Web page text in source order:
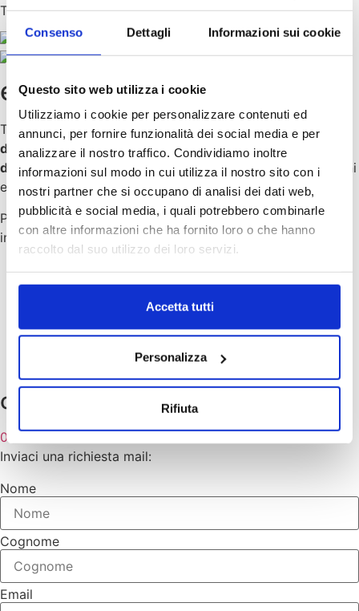
Consenso Dettagli Informazioni sui cookie
Questo sito web utilizza i cookie
Utilizziamo i cookie per personalizzare contenuti ed
annunci, per fornire funzionalità dei social media e per
analizzare il nostro traffico. Condividiamo inoltre
informazioni sul modo in cui utilizza il nostro sito con i
nostri partner che si occupano di analisi dei dati web,
pubblicità e social media, i quali potrebbero combinarle
con altre informazioni che ha fornito loro o che hanno
raccolto dal suo utilizzo dei loro servizi.
Accetta tutti
Personalizza
Rifiuta
Trento.
ecco come funziona
Ti accompagneremo passo per passonella pianificazione
della tua campagna pubblicitaria in città, con il supporto
del nostro staff grafico e creativoche realizzerà immagini
e slogan su misura per la tua azienda.
Potrai così attirare l’attenzione dei potenziali clienti ed
invogliarli a conoscerti meglio!
contattaci
0461 1780788
Inviaci una richiesta mail:
Nome
Cognome
Email